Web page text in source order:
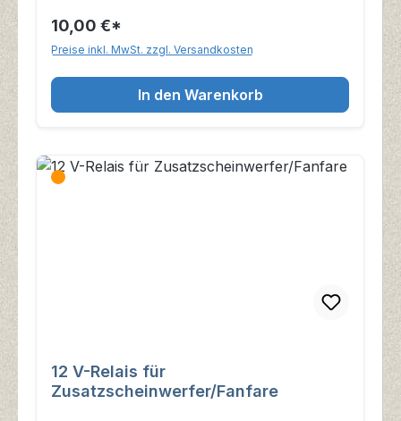
10,00 €*
Preise inkl. MwSt. zzgl. Versandkosten
In den Warenkorb
12 V-Relais für
Zusatzscheinwerfer/Fanfare